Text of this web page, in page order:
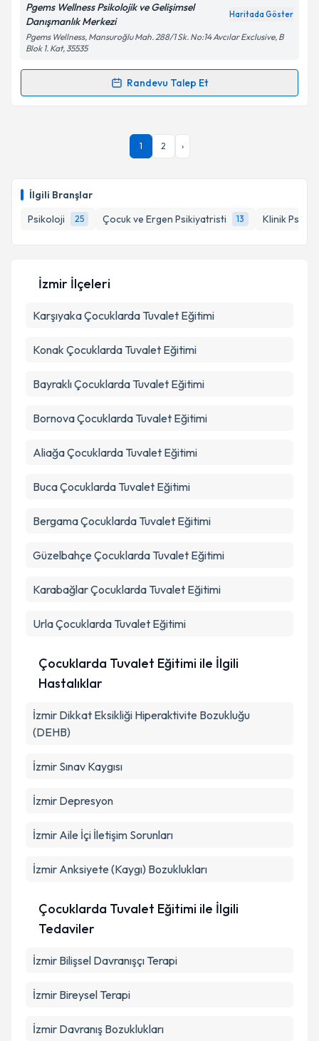
İlgili Branşlar
Psikoloji
25 Çocuk ve Ergen Psikiyatristi 13 Klinik
Kişisel verilerimin işlenmesine ilişkin
Metni'ni okudum ve kişisel verilerimin belirtilen
kapsamda işlenmesini kabul ediyorum.
Takvim Talebini Gönder
Pgems Wellness Psikolojik ve Gelişimsel
Danışmanlık Merkezi
Haritada Göster
Pgems Wellness, Mansuroğlu Mah. 288/1 Sk. No:14 Avcılar Exclusive, B
Blok 1. Kat, 35535
Randevu Talep Et
Randevu Takvimi Talebi
Psk. İpek Günay Baydaroğulları
takvimi talebi oluşturun. Size bu uzmandan randevu
bilgilendireceğiz.
Kişisel verilerimin işlenmesine ilişkin
Metni
Takvim Talebini Gönder
1 2 ›
İzmir İlçeleri
KarşıyakaÇocuklarda Tuvalet Eğitimi
Konak Çocuklarda Tuvalet Eğitimi
BayraklıÇocuklarda Tuvalet Eğitimi
BornovaÇocuklarda Tuvalet Eğitimi
AliağaÇocuklarda Tuvalet Eğitimi
BucaÇocuklarda Tuvalet Eğitimi
BergamaÇocuklarda Tuvalet Eğitimi
Güzelbahçe Çocuklarda Tuvalet Eğitimi
KarabağlarÇocuklarda Tuvalet Eğitimi
UrlaÇocuklarda Tuvalet Eğitimi
Çocuklarda Tuvalet Eğitimi ile İlgili
Hastalıklar
İzmir Dikkat Eksikliği Hiperaktivite Bozukluğu
(DEHB)
İzmir Sınav Kaygısı
İzmir Depresyon
İzmir Aile İçi İletişim Sorunları
İzmir Anksiyete (Kaygı) Bozuklukları
Çocuklarda Tuvalet Eğitimi ile İlgili
Tedaviler
İzmir Bilişsel Davranışçı Terapi
İzmir Bireysel Terapi
İzmir Davranış Bozuklukları